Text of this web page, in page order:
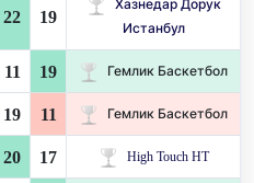
22 19
Хазнедар Дорук
Истанбул
11 19 Гемлик Баскетбол
19 11 Гемлик Баскетбол
20 17 High Touch HT